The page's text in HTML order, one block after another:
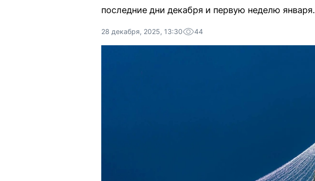
последние дни декабря и первую неделю января.
28 декабря, 2025, 13:30 44